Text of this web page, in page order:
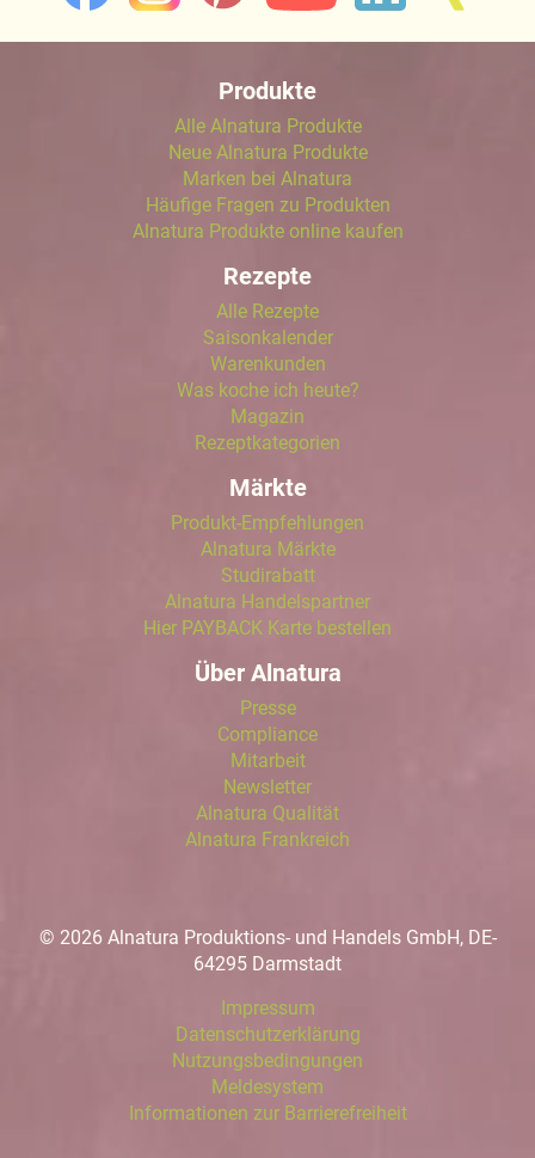
Produkte
Alle Alnatura Produkte
Neue Alnatura Produkte
Marken bei Alnatura
Häufige Fragen zu Produkten
Alnatura Produkte online kaufen
Rezepte
Alle Rezepte
Saisonkalender
Warenkunden
Was koche ich heute?
Magazin
Rezeptkategorien
Märkte
Produkt-Empfehlungen
Alnatura Märkte
Studirabatt
Alnatura Handelspartner
Hier PAYBACK Karte bestellen
Über Alnatura
Presse
Compliance
Mitarbeit
Newsletter
Alnatura Qualität
Alnatura Frankreich
© 2026 Alnatura Produktions- und Handels GmbH, DE-
64295 Darmstadt
Impressum
Datenschutzerklärung
Nutzungsbedingungen
Meldesystem
Informationen zur Barrierefreiheit